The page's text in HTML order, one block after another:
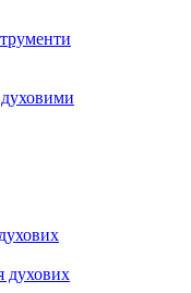
духовими
духових